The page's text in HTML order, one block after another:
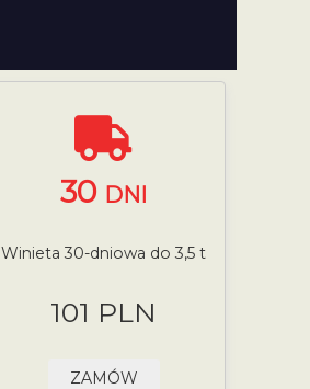
30 DNI
Winieta 30-dniowa do 3,5 t
101 PLN
ZAMÓW